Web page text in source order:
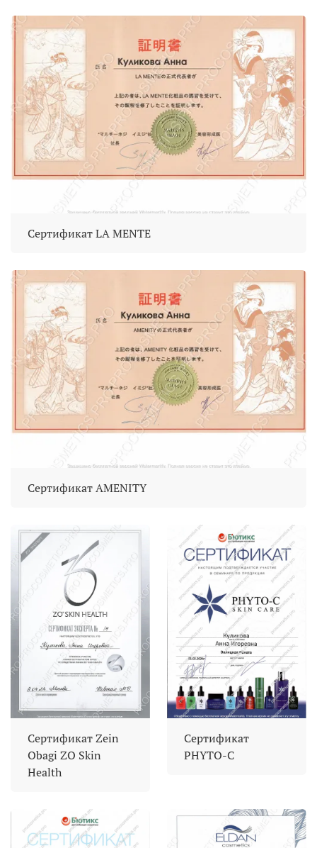
Сертификат LA MENTE
Сертификат AMENITY
Сертификат Zein
Obagi ZO Skin
Health
Сертификат
PHYTO-C